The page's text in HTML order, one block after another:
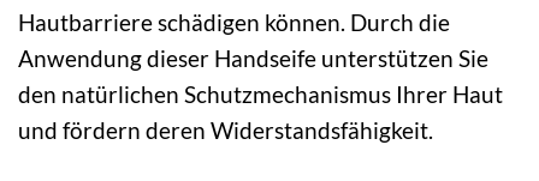
Hautbarriere schädigen können. Durch die
Anwendung dieser Handseife unterstützen Sie
den natürlichen Schutzmechanismus Ihrer Haut
und fördern deren Widerstandsfähigkeit.